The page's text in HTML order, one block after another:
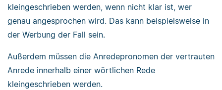
kleingeschrieben werden, wenn nicht klar ist, wer
genau angesprochen wird. Das kann beispielsweise in
der Werbung der Fall sein.
Außerdem müssen die Anredepronomen der vertrauten
Anrede innerhalb einer wörtlichen Rede
kleingeschrieben werden.